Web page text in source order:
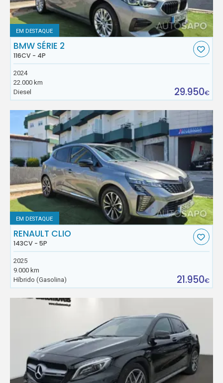
EM DESTAQUE
BMW SÉRIE 2
116CV - 4P
2024
22.000 km
Diesel
29.950€
EM DESTAQUE
RENAULT CLIO
143CV - 5P
2025
9.000 km
Híbrido (Gasolina)
21.950€